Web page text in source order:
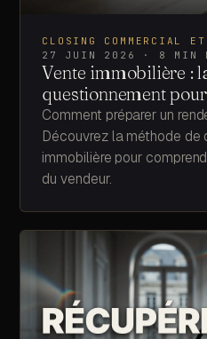
CLOSING COMMERCIAL
27 JUIN 2026
· 8 MIN
Vente immobilière :
questionnement
Comment préparer un
Découvrez la méthode de
immobilière pour
du vendeur.